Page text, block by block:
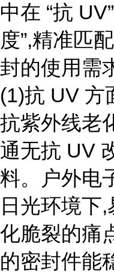
中在 “抗
度”,精准匹
封的使用需
(1)抗 UV 方
抗紫外线老
通无抗 UV
料。户外电
日光环境下
化脆裂的痛
的密封件能